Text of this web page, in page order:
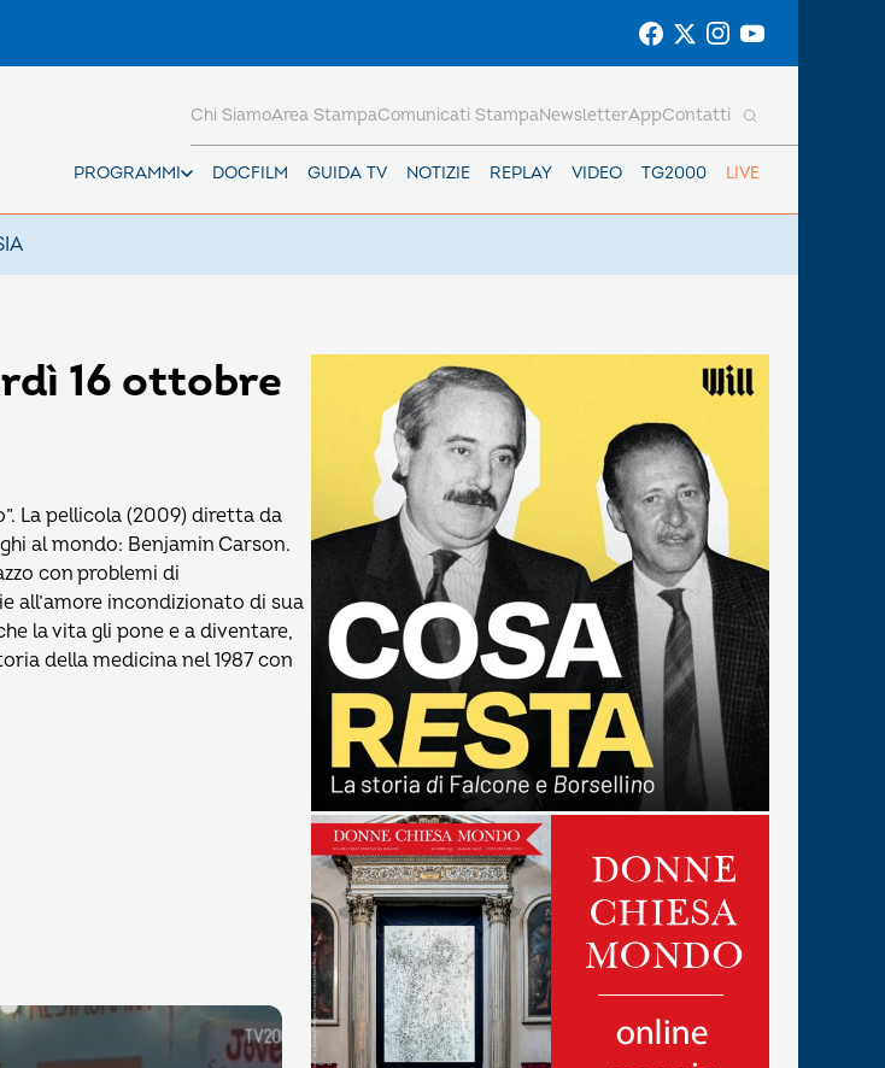
PROGRAMMI DOCFILM GUIDA TV NOTIZIE REPLAY VIDEO TG2000 LIVE
Chi SiamoArea StampaComunicati StampaNewsletterAppContatti
16 ottobre
La pellicola (2009) diretta da
al mondo: Benjamin Carson.
con problemi di
all’amore incondizionato di sua
la vita gli pone e a diventare,
della medicina nel 1987 con